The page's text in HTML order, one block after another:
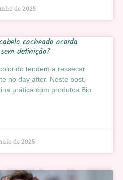
de 2025
cacheado acorda
definição?
tendem a ressecar
no day after. Neste post,
prática com produtos Bio
de 2025